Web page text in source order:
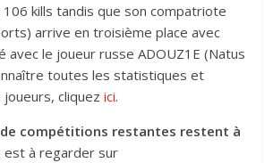
kills tandis que son compatriote
arrive en troisième place avec
avec le joueur russe ADOUZ1E (Natus
toutes les statistiques et
joueurs, cliquezici.
de compétitions restantes restent à
est à regarder sur